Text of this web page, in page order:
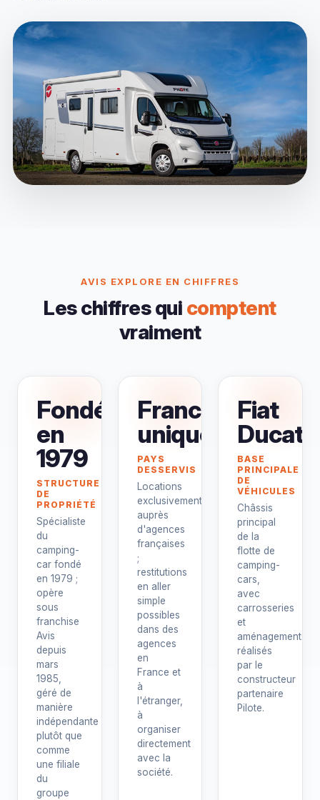
AVIS EXPLORE EN CHIFFRES
Les chiffres qui comptent
vraiment
Fondée
en
1979
STRUCTURE
DE
PROPRIÉTÉ
Spécialiste
du
camping-
car fondé
en 1979 ;
opère
sous
franchise
Avis
depuis
mars
1985,
géré de
manière
indépendante
plutôt que
comme
une filiale
du
groupe
France
uniquement
PAYS
DESSERVIS
Locations
exclusivement
auprès
d'agences
françaises
;
restitutions
en aller
simple
possibles
dans des
agences
en
France et
à
l'étranger,
à
organiser
directement
avec la
société.
Fiat
Ducato
BASE
PRINCIPALE
DE
VÉHICULES
Châssis
principal
de la
flotte de
camping-
cars,
avec
carrosseries
et
aménagements
réalisés
par le
constructeur
partenaire
Pilote.